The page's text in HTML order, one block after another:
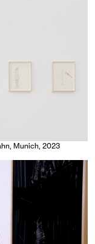
Munich, 2023